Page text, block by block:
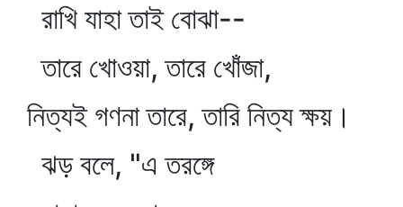
রাখি যাহা তাই বোঝা--
তারে খোওয়া, তারে খোঁজা,
নিত্যই গণনা তারে, তারি নিত্য ক্ষয়।
ঝড় বলে, "এ তরঙ্গে